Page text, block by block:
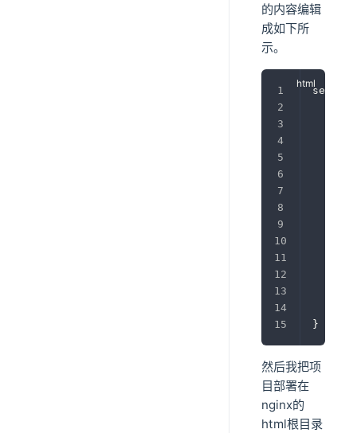
的内容编辑
成如下所
示。
server
}
然后我把项
目部署在
nginx的
html根目录